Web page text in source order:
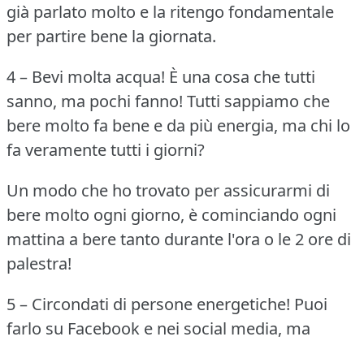
già parlato molto e la ritengo fondamentale
per partire bene la giornata.
4 – Bevi molta acqua! È una cosa che tutti
sanno, ma pochi fanno! Tutti sappiamo che
bere molto fa bene e da più energia, ma chi lo
fa veramente tutti i giorni?
Un modo che ho trovato per assicurarmi di
bere molto ogni giorno, è cominciando ogni
mattina a bere tanto durante l'ora o le 2 ore di
palestra!
5 – Circondati di persone energetiche! Puoi
farlo su Facebook e nei social media, ma